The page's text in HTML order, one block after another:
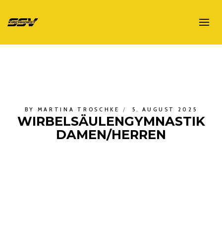
BY MARTINA TROSCHKE 5. AUGUST 2025
WIRBELSÄULENGYMNASTIK
DAMEN/HERREN